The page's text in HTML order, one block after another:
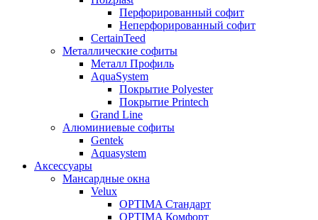
Перфорированный софит
Неперфорированный софит
CertainTeed
Металлические софиты
Металл Профиль
AquaSystem
Покрытие Polyester
Покрытие Printech
Grand Line
Алюминиевые софиты
Gentek
Aquasystem
Аксессуары
Мансардные окна
Velux
OPTIMA Стандарт
OPTIMA Комфорт